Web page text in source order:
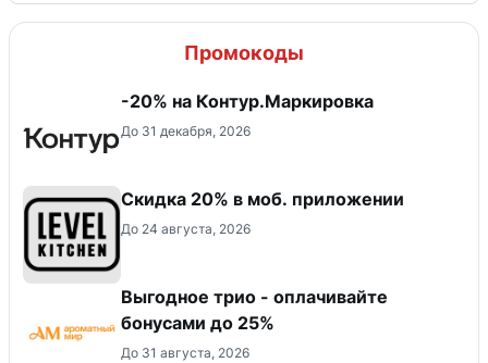
Промокоды
-20% на Контур.Маркировка
До 31 декабря, 2026
Скидка 20% в моб. приложении
До 24 августа, 2026
Выгодное трио - оплачивайте
бонусами до 25%
До 31 августа, 2026